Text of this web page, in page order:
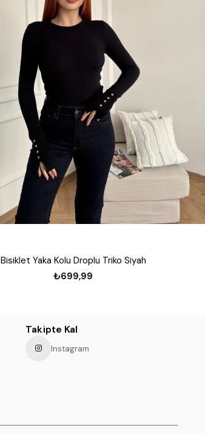
Bisiklet Yaka Kolu Droplu Triko Siyah
₺699,99
Takipte Kal
Instagram